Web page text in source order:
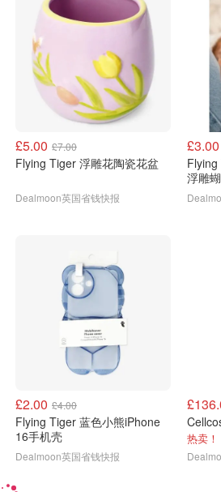
£5.00 £7.00
Flying Tiger 浮雕花陶瓷花盆
Dealmoon英国省钱快报
£3.00
浮雕
£2.00 £4.00
Flying Tiger 蓝色小熊iPhone
16手机壳
Dealmoon英国省钱快报
热卖！